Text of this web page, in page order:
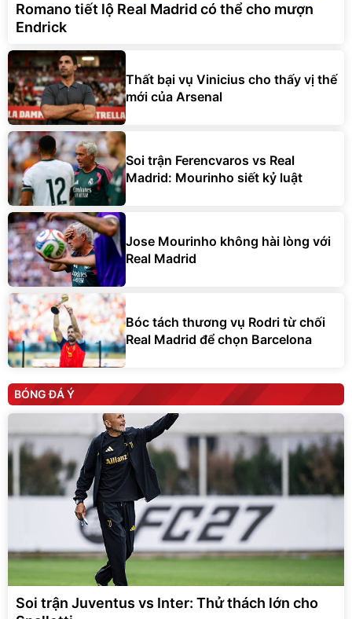
Romano tiết lộ Real Madrid có thể cho mượn
Endrick
Thất bại vụ Vinicius cho thấy vị thế
mới của Arsenal
Soi trận Ferencvaros vs Real
Madrid: Mourinho siết kỷ luật
Jose Mourinho không hài lòng với
Real Madrid
Bóc tách thương vụ Rodri từ chối
Real Madrid để chọn Barcelona
BÓNG ĐÁ Ý
Soi trận Juventus vs Inter: Thử thách lớn cho